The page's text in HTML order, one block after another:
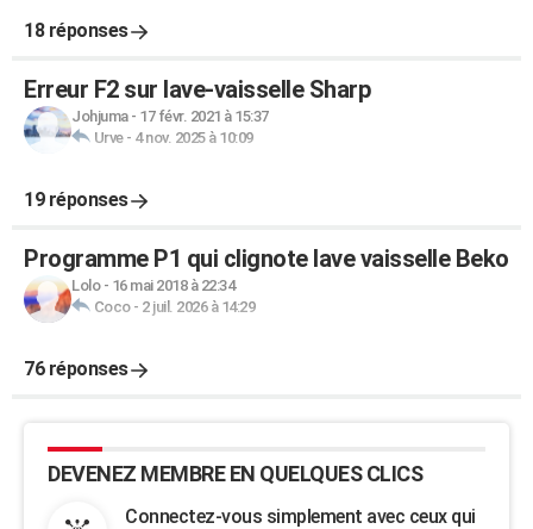
18 réponses
Erreur F2 sur lave-vaisselle Sharp
Johjuma- 17 févr. 2021 à 15:37
Urve- 4 nov. 2025 à 10:09
19 réponses
Programme P1 qui clignote lave vaisselle Beko
Lolo- 16 mai 2018 à 22:34
Coco- 2 juil. 2026 à 14:29
76 réponses
DEVENEZ MEMBRE EN QUELQUES CLICS
Connectez-vous simplement avec ceux qui